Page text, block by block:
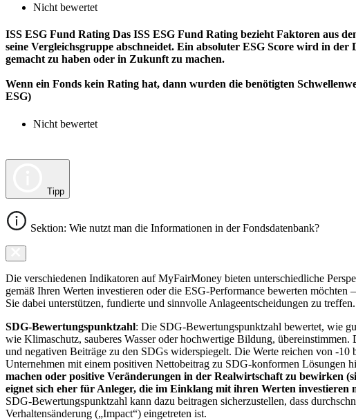
Nicht bewertet
ISS ESG Fund Rating Das ISS ESG Fund Rating bezieht Faktoren aus
seine Vergleichsgruppe abschneidet. Ein absoluter ESG Score wird in
gemacht zu haben oder in Zukunft zu machen.
Wenn ein Fonds kein Rating hat, dann wurden die benötigten
ESG)
Nicht bewertet
Tipp
Sektion: Wie nutzt man die Informationen in der Fondsdatenbank?
Die verschiedenen Indikatoren auf MyFairMoney bieten unterschiedliche
gemäß Ihren Werten investieren oder die ESG-Performance bewerten
Sie dabei unterstützen, fundierte und sinnvolle Anlageentscheidungen zu treffen.
SDG-Bewertungspunktzahl: Die SDG-Bewertungspunktzahl bewertet, wie
wie Klimaschutz, sauberes Wasser oder hochwertige Bildung,
und negativen Beiträge zu den SDGs widerspiegelt. Die Werte reichen von -
Unternehmen mit einem positiven Nettobeitrag zu SDG-konformen Lösungen
machen oder positive Veränderungen in der Realwirtschaft zu bewirken
eignet sich eher für Anleger, die im Einklang mit ihren Werten
SDG-Bewertungspunktzahl kann dazu beitragen sicherzustellen, dass
Verhaltensänderung („Impact“) eingetreten ist.